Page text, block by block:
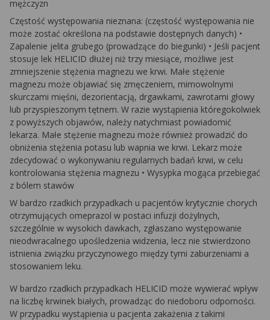
mężczyzn
Częstość występowania nieznana: (częstość występowania nie
może zostać określona na podstawie dostępnych danych) •
Zapalenie jelita grubego (prowadzące do biegunki) • Jeśli pacjent
stosuje lek HELICID dłużej niż trzy miesiące, możliwe jest
zmniejszenie stężenia magnezu we krwi. Małe stężenie
magnezu może objawiać się zmęczeniem, mimowolnymi
skurczami mięśni, dezorientacją, drgawkami, zawrotami głowy
lub przyspieszonym tętnem. W razie wystąpienia któregokolwiek
z powyższych objawów, należy natychmiast powiadomić
lekarza. Małe stężenie magnezu może również prowadzić do
obniżenia stężenia potasu lub wapnia we krwi. Lekarz może
zdecydować o wykonywaniu regularnych badań krwi, w celu
kontrolowania stężenia magnezu • Wysypka mogąca przebiegać
z bólem stawów
W bardzo rzadkich przypadkach u pacjentów krytycznie chorych
otrzymujących omeprazol w postaci infuzji dożylnych,
szczególnie w wysokich dawkach, zgłaszano występowanie
nieodwracalnego upośledzenia widzenia, lecz nie stwierdzono
istnienia związku przyczynowego między tymi zaburzeniami a
stosowaniem leku.
W bardzo rzadkich przypadkach HELICID może wywierać wpływ
na liczbę krwinek białych, prowadząc do niedoboru odporności.
W przypadku wystąpienia u pacjenta zakażenia z takimi